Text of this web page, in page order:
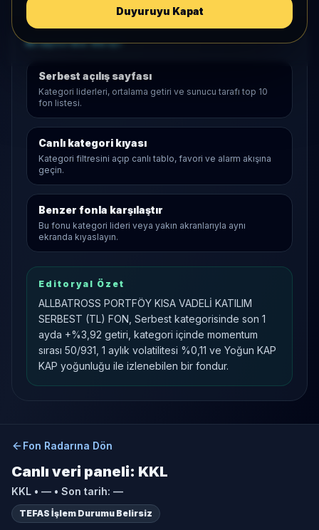
Duyuruyu Kapat
Araştırma Akışı
Serbest açılış sayfası
Kategori liderleri, ortalama getiri ve sunucu tarafı top 10
fon listesi.
Canlı kategori kıyası
Kategori filtresini açıp canlı tablo, favori ve alarm akışına
geçin.
Benzer fonla karşılaştır
Bu fonu kategori lideri veya yakın akranlarıyla aynı
ekranda kıyaslayın.
Editoryal Özet
ALLBATROSS PORTFÖY KISA VADELİ KATILIM
SERBEST (TL) FON, Serbest kategorisinde son 1
ayda +%3,92 getiri, kategori içinde momentum
sırası 50/931, 1 aylık volatilitesi %0,11 ve Yoğun KAP
KAP yoğunluğu ile izlenebilen bir fondur.
Fon Radarına Dön
Canlı veri paneli: KKL
KKL • — • Son tarih: —
TEFAS İşlem Durumu Belirsiz